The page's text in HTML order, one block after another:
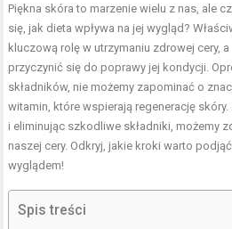
Piękna skóra to marzenie wielu z nas, ale
się, jak dieta wpływa na jej wygląd?
kluczową rolę w utrzymaniu zdrowej cery,
przyczynić się do poprawy jej kondycji.
składników, nie możemy zapominać o
witamin, które wspierają regenerację
i eliminując szkodliwe składniki, możemy
naszej cery. Odkryj, jakie kroki warto
wyglądem!
Spis treści